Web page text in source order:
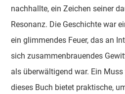
nachhallte, ein Zeichen seiner
Resonanz. Die Geschichte war
ein glimmendes Feuer, das an
sich zusammenbrauendes
als überwältigend war. Ein
dieses Buch bietet praktische,